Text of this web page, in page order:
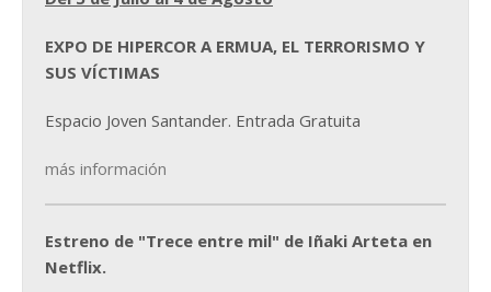
EXPO DE HIPERCOR A ERMUA, EL TERRORISMO Y
SUS VÍCTIMAS
Espacio Joven Santander. Entrada Gratuita
más información
Estreno de "Trece entre mil" de Iñaki Arteta en
Netflix.